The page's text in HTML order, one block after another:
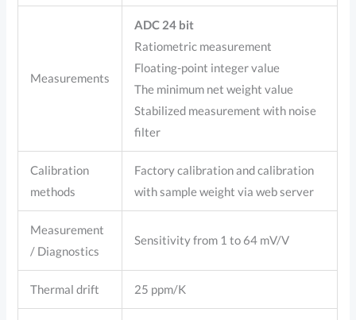
Measurements
ADC 24 bit
Ratiometric measurement
Floating-point integer value
The minimum net weight value
Stabilized measurement with noise
filter
Calibration
methods
Factory calibration and calibration
with sample weight via web server
Measurement
/ Diagnostics
Sensitivity from 1 to 64 mV/V
Thermal drift 25 ppm/K